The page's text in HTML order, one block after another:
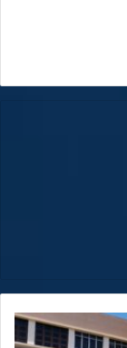
Nuevo
robot